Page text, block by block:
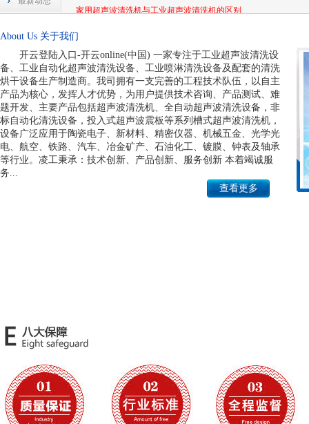
家用超声波清洗机与工业超声波清洗机的区别
超声波清洗的应用有哪些？
工业超声波清洗机具有什么样的优势?
激光清洗和超声波清洗的区别
家用超声波清洗机与工业超声波清洗机的区别
About Us 关于我们
开云登陆入口-开云online(中国) 一家专注于工业超声波清洗设
备、工业自动化超声波清洗设备、工业喷淋清洗设备及配套的清洗
烘干设备生产制造商。我司拥有一支完善的工程技术队伍，以自主
产品为核心，发挥人才优势，为用户提供技术咨询、产品测试、难
题开发、主要产品包括超声波清洗机、全自动超声波清洗设备，非
标自动化清洗设备，投入式超声波震板等系列槽式超声波清洗机，
设备广泛应用于陶瓷电子、新材料、精密仪器、机械五金、光学光
电、航空、铁路、汽车、冶金矿产、石油化工、镀膜、钟表及轴承
等行业。凌工秉承：技术创新、产品创新、服务创新 本着竭诚服
务...
查看更多